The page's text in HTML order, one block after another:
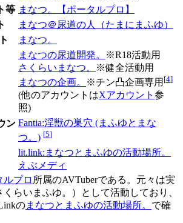
等 まなつ。【ポータルプロ】
まなつ＠尿道の人（たまにまふゆ）
まなつ。
まなつの尿道開発。
※R18活動用
さくらいまなつ。
※健全活動用
まなつの企画。
※チン凸企画専用 [4]
(他のアカウントはXアカウント 参
照)
ン Fantia:淫獣の巣穴 (まふゆとまな
つ。) [5]
lit.link:まなつとまふゆの活動場所。
えぶメディ
ルプロ 所属のAVTuberである。元々は実
くらいまふゆ。）として活動しており、
のまなつとまふゆの活動場所。 で確